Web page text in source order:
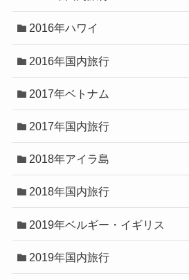
2016年ハワイ
2016年国内旅行
2017年ベトナム
2017年国内旅行
2018年アイラ島
2018年国内旅行
2019年ベルギー・イギリス
2019年国内旅行